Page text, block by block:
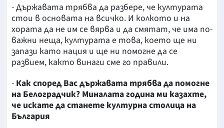
- Държавата трябва да разбере, че културата
стои в основата на всичко. И колкото и на
хората да не им се вярва и да смятат, че има по-
важни неща, културата е това, което ще ни
запази като нация и ще ни помогне да се
развием, както винаги сме го правили.
- Как според Вас държавата трябва да помогне
на Белоградчик? Миналата година ми казахте,
че искате да станете културна столица на
България